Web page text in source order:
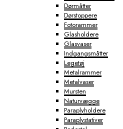
Dørmåtter
Dørstoppere
Fotorammer
Glasholdere
Glasvaser
Indgangsmåtter
Legetøj
Metalrammer
Metalvaser
Mursten
Naturvægge
Paraplyholdere
Paraplystativer